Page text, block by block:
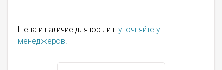
Цена и наличие для юр.лиц: уточняйте у
менеджеров!